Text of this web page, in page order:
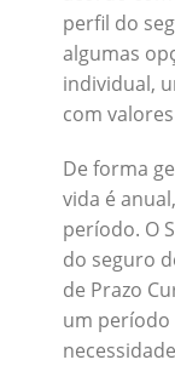
perfil do
algumas
individual,
com
De forma
vida é
período. O
do seguro
de Prazo
um